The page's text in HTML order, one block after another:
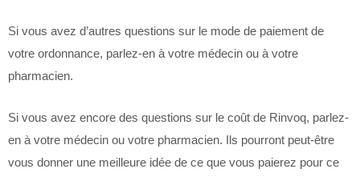
Si vous avez d’autres questions sur le mode de paiement de
votre ordonnance, parlez-en à votre médecin ou à votre
pharmacien.
Si vous avez encore des questions sur le coût de Rinvoq, parlez-
en à votre médecin ou votre pharmacien. Ils pourront peut-être
vous donner une meilleure idée de ce que vous paierez pour ce